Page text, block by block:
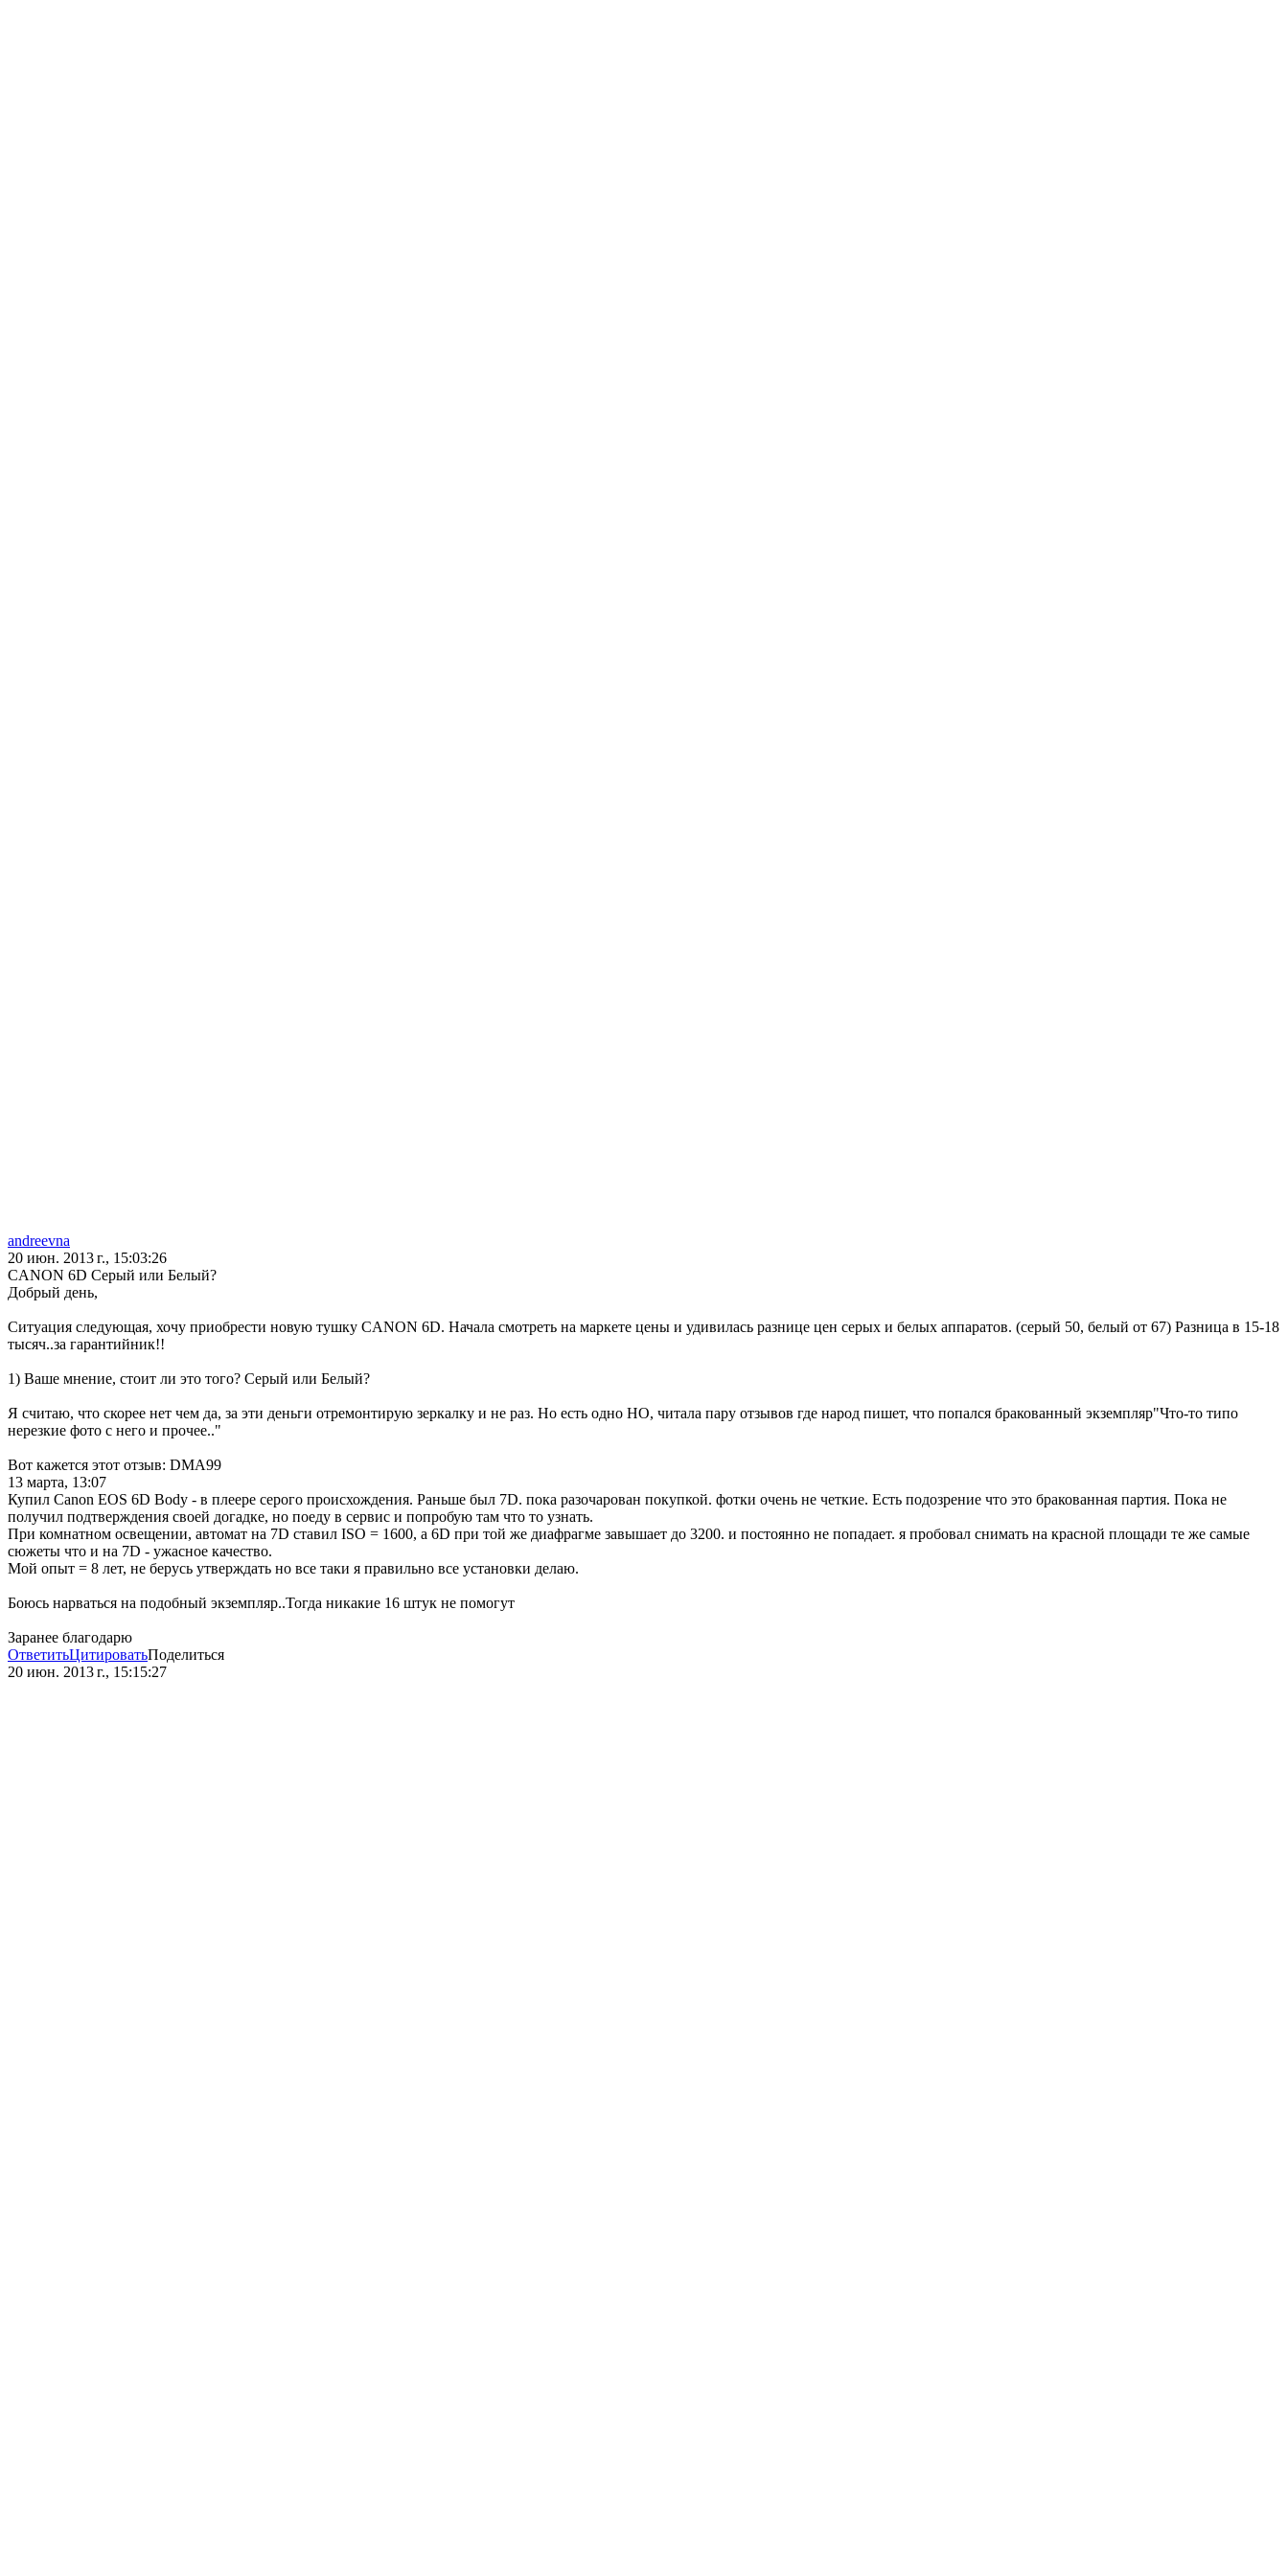
andreevna
20 июн. 2013 г., 15:03:26
CANON 6D Серый или Белый?
Добрый день,
Ситуация следующая, хочу приобрести новую тушку CANON 6D. Начала смотреть на маркете цены и удивилась разнице цен серых и белых аппаратов. (серый 50, белый от 67) Разница в 15-18
тысяч..за гарантийник!!
1) Ваше мнение, стоит ли это того? Серый или Белый?
Я считаю, что скорее нет чем да, за эти деньги отремонтирую зеркалку и не раз. Но есть одно НО, читала пару отзывов где народ пишет, что попался бракованный экземпляр"Что-то типо
нерезкие фото с него и прочее.."
Вот кажется этот отзыв: DMA99
13 марта, 13:07
Купил Canon EOS 6D Body - в плеере серого происхождения. Раньше был 7D. пока разочарован покупкой. фотки очень не четкие. Есть подозрение что это бракованная партия. Пока не
получил подтверждения своей догадке, но поеду в сервис и попробую там что то узнать.
При комнатном освещении, автомат на 7D ставил ISO = 1600, а 6D при той же диафрагме завышает до 3200. и постоянно не попадает. я пробовал снимать на красной площади те же самые
сюжеты что и на 7D - ужасное качество.
Мой опыт = 8 лет, не берусь утверждать но все таки я правильно все установки делаю.
Боюсь нарваться на подобный экземпляр..Тогда никакие 16 штук не помогут
Заранее благодарю
ОтветитьЦитироватьПоделиться
20 июн. 2013 г., 15:15:27